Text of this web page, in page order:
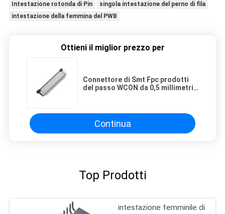
Intestazione rotonda di Pin
singola intestazione del perno di fila
intestazione della femmina del PWB
Ottieni il miglior prezzo per
Connettore di Smt Fpc prodotti
del passo WCON da 0,5 millimetri
Continua
Top Prodotti
intestazione femminile di